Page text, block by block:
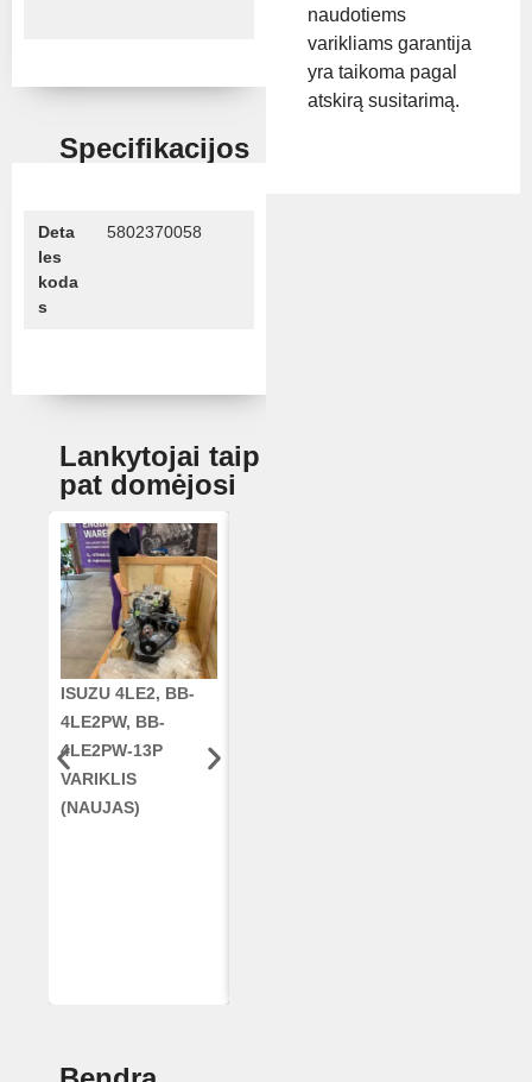
Specifikacijos
Deta
les
koda
s
5802370058
Lankytojai taip
pat domėjosi
ISUZU 4LE2, BB-
4LE2PW, BB-
4LE2PW-13P
VARIKLIS
(NAUJAS)
naudotiems
varikliams garantija
yra taikoma pagal
atskirą susitarimą.